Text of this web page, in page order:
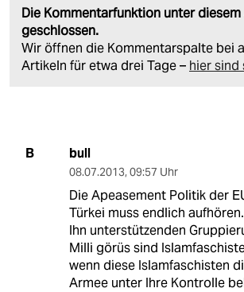
Die Kommentarfunktion unter
geschlossen.
Wir öffnen die Kommentarspalte bei
Artikeln für etwa drei Tage – hier sind
B bull
08.07.2013, 09:57 Uhr
Die Apeasement Politik der
Türkei muss endlich
Ihn unterstützenden
Milli görüs sind
wenn diese Islamfaschisten
Armee unter Ihre Kontrolle